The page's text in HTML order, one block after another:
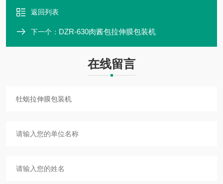
返回列表
下一个： DZR-630肉酱包拉伸膜包装机
在线留言